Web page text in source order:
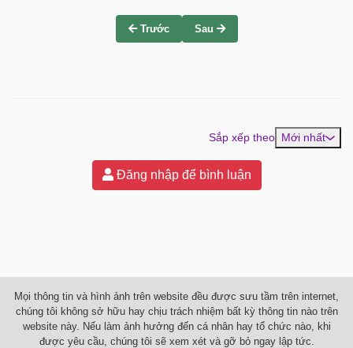
Trước Sau
Sắp xếp theo Mới nhất
Đăng nhập để bình luận
Mọi thông tin và hình ảnh trên website đều được sưu tầm trên internet,
chúng tôi không sở hữu hay chịu trách nhiệm bất kỳ thông tin nào trên
website này. Nếu làm ảnh hưởng đến cá nhân hay tổ chức nào, khi
được yêu cầu, chúng tôi sẽ xem xét và gỡ bỏ ngay lập tức.